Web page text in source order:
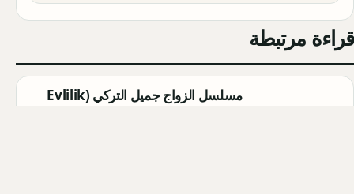
قراءة مرتبطة
مسلسل الزواج جميل التركي (Evlilik